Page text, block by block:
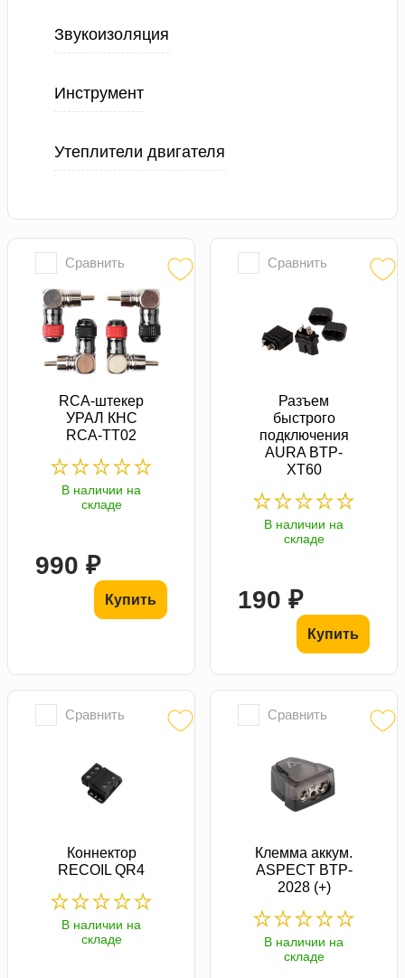
Звукоизоляция
Инструмент
Утеплители двигателя
Сравнить
RCA-штекер
УРАЛ КНС
RCA-ТТ02
В наличии на
складе
990 ₽
Купить
Сравнить
Разъем
быстрого
подключения
AURA BTP-
XT60
В наличии на
складе
190 ₽
Купить
Сравнить
Коннектор
RECOIL QR4
В наличии на
складе
Сравнить
Клемма аккум.
ASPECT BTP-
2028 (+)
В наличии на
складе